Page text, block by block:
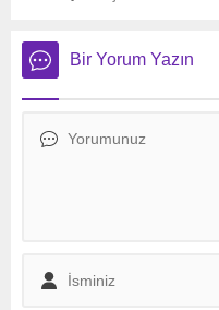
Muhammed bin Selman ve
Katar Emiri Şeyh Temim bin
Hamed Al Sani ile telefonda
son gelişmeleri
Bir Yorum Yazın